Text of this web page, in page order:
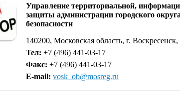
Управление территориальной,
защиты администрации городского
безопасности
140200, Московская область, г.
Тел: +7 (496) 441-03-17
Факс: +7 (496) 441-03-17
E-mail: vosk_ob@mosreg.ru